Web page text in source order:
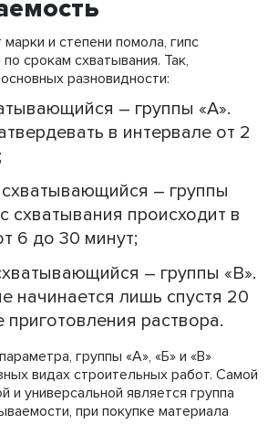
и степени помола, гипс
срокам схватывания. Так,
разновидности:
– группы «А».
в интервале от 2
– группы
схватывания происходит в
6 до 30 минут;
– группы «В».
начинается лишь спустя 20
приготовления раствора.
группы «А», «Б» и «В»
видах строительных работ. Самой
и универсальной является группа
при покупке материала